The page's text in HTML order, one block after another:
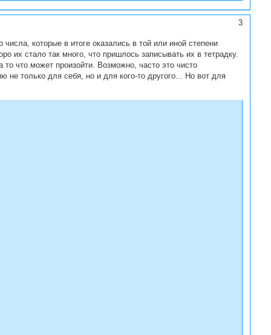
3
которые в итоге оказались в той или иной степени
их стало так много, что пришлось записывать их в тетрадку.
что может произойти. Возможно, часто это чисто
только для себя, но и для кого-то другого... Но вот для